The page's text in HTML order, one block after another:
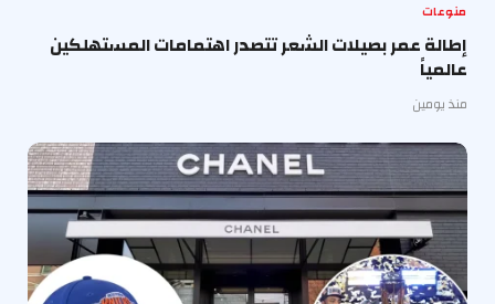
منوعات
إطالة عمر بصيلات الشعر تتصدر اهتمامات المستهلكين
عالمياً
منذ يومين